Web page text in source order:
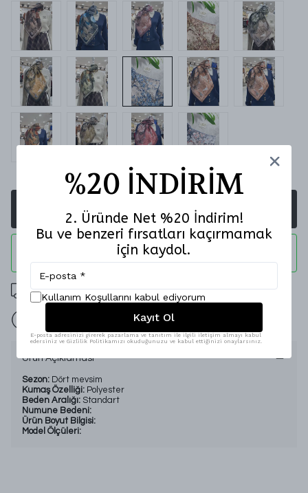
WHATSAPP
2000 TL Üzeri Ücretsiz Kargo
Ürün Açıklaması
Sezon: Dört mevsim
Kumaş Özelliği: Polyester
Beden Aralığı: Standart
Numune Bedeni:
Ürün Boyut Bilgisi:
Model Ölçüleri:
%20 İNDİRİM
2. Üründe Net %20 İndirim!
Bu ve benzeri fırsatları kaçırmamak
için kaydol.
Kullanım Koşullarını kabul ediyorum
Kayıt Ol
E-posta adresinizi girerek pazarlama ve tanıtım ile ilgili iletişim almayı kabul
edersiniz ve Gizlilik Politikamızı okuduğunuzu ve kabul ettiğinizi onaylarsınız.